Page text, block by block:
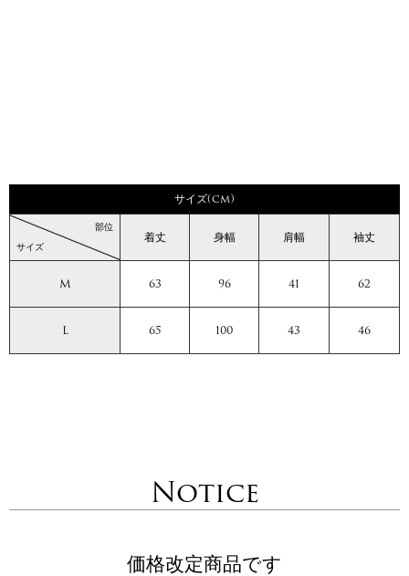
サイズ(cm)
サイズ
部位
着丈 身幅 肩幅 袖丈
M 63 96 41 62
L 65 100 43 46
Notice
価格改定商品です